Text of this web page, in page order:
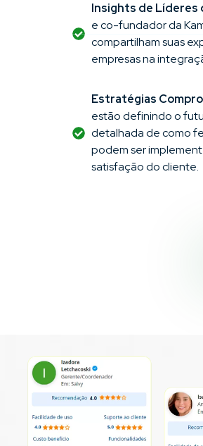
Insights de Líderes
e co-fundador da
compartilham suas
empresas na
Estratégias
estão definindo o
detalhada de como
podem ser
satisfação do cliente.